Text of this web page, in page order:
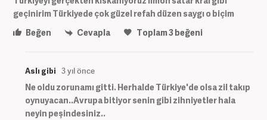
geçinirim Türkiyede çok güzel refah düzen saygı o biçim
Beğen
Cevapla Toplam3beğeni
Aslı gibi 3 yıl önce
Ne oldu zorunamı gitti. Herhalde Türkiye'de olsa zil takıp
oynuyacan..Avrupa bitiyor senin gibi zihniyetler hala
neyin peşindesiniz..